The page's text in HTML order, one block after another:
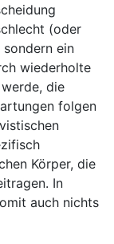
(oder
ein
wiederholte
die
folgen
Körper, die
In
auch nichts